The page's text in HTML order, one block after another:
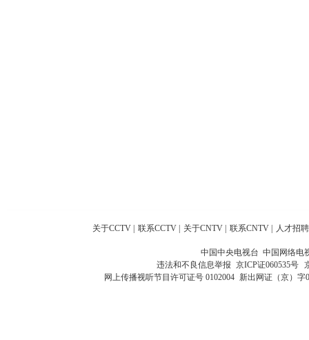
关于CCTV 联系CCTV 关于CNTV 联系CNTV 人才招聘
中国中央电视台 中国网络电
违法和不良信息举报 京ICP证060535号
网上传播视听节目许可证号 0102004 新出网证（京）